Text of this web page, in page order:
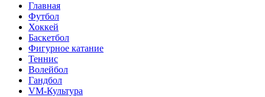
Главная
Футбол
Хоккей
Баскетбол
Фигурное катание
Теннис
Волейбол
Гандбол
VM-Культура